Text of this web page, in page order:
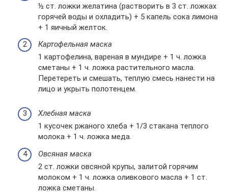
½ ст. ложки желатина (растворить в 3 ст. ложках
горячей воды и охладить) + 5 капель сока лимона
+ 1 яичный желток.
Картофельная маска
1 картофелина, вареная в мундире + 1 ч. ложка
сметаны + 1 ч. ложка растительного масла.
Перетереть и смешать, теплую смесь нанести на
лицо и укрыть полотенцем.
Хлебная маска
1 кусочек ржаного хлеба + 1/3 стакана теплого
молока + 1 ч. ложка меда.
Овсяная маска
2 ст. ложки овсяной крупы, залитой горячим
молоком + 1 ч. ложка оливкового масла + 1 ст.
ложка сметаны.